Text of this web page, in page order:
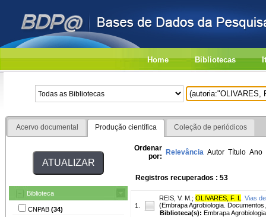
Home Bibliotecas
Acervo documental Produção científica Coleção de periódicos
Biblioteca
CNPAB (34)
Ordenar
por: Relevância Autor Título Ano
Registros recuperados : 53
1.
REIS, V. M. ; OLIVARES, F. L
Vias
(Embrapa Agrobiologia.
Biblioteca(s): Embrapa